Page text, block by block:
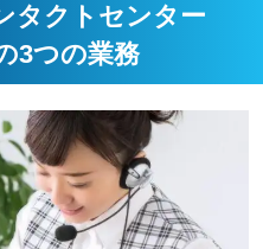
タクトセンター
3つの業務